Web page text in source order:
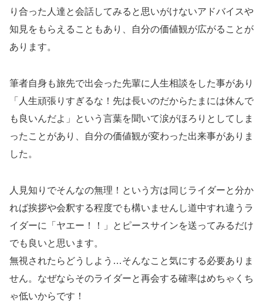
り合った人達と会話してみると思いがけないアドバイスや
知見をもらえることもあり、自分の価値観が広がることが
あります。
筆者自身も旅先で出会った先輩に人生相談をした事があり
「人生頑張りすぎるな！先は長いのだからたまには休んで
も良いんだよ」という言葉を聞いて涙がほろりとしてしま
ったことがあり、自分の価値観が変わった出来事がありま
した。
人見知りでそんなの無理！という方は同じライダーと分か
れば挨拶や会釈する程度でも構いませんし道中すれ違うラ
イダーに「ヤエー！！」とピースサインを送ってみるだけ
でも良いと思います。
無視されたらどうしよう…そんなこと気にする必要ありま
せん。なぜならそのライダーと再会する確率はめちゃくち
ゃ低いからです！